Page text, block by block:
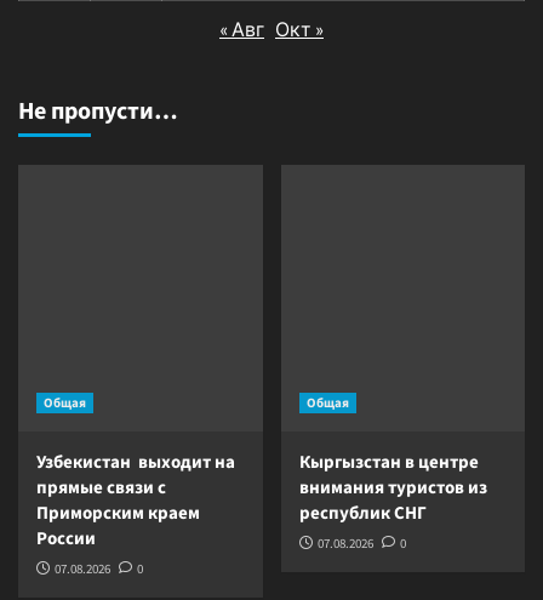
« Авг Окт »
Не пропусти…
Общая
Узбекистан выходит на
прямые связи с
Приморским краем
России
07.08.2026 0
Общая
Кыргызстан в центре
внимания туристов из
республик СНГ
07.08.2026 0